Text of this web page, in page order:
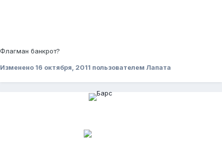
Флагман банкрот?
Изменено 16 октября, 2011 пользователем Лапата